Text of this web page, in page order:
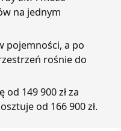
na jednym
pojemności, a po
rośnie do
od 149 900 zł za
od 166 900 zł.